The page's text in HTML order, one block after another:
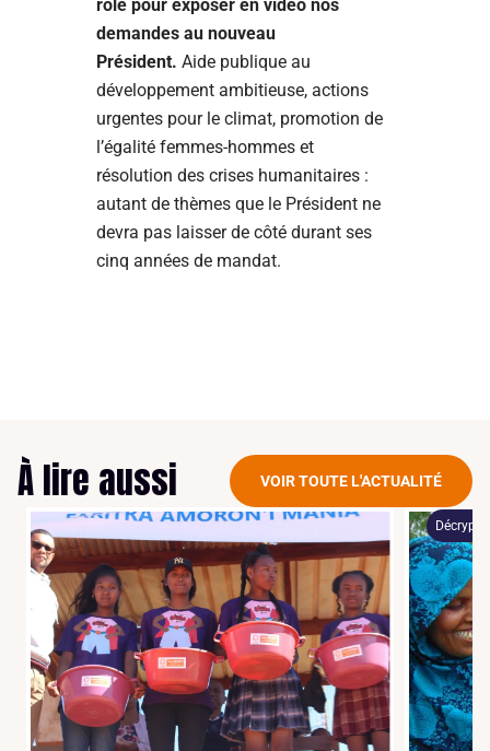
rôle pour exposer en vidéo nos
demandes au nouveau
Président. Aide publique au
développement ambitieuse, actions
urgentes pour le climat, promotion de
l’égalité femmes-hommes et
résolution des crises humanitaires :
autant de thèmes que le Président ne
devra pas laisser de côté durant ses
cinq années de mandat.
À lire aussi VOIR TOUTE L'ACTUALITÉ